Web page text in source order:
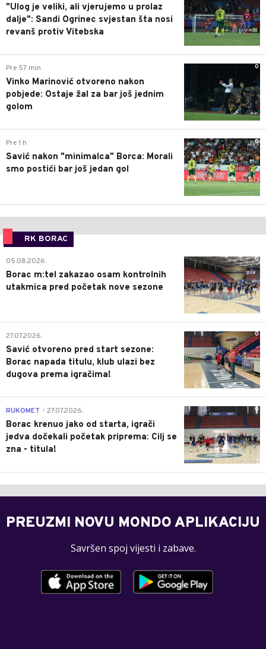
"Ulog je veliki, ali vjerujemo u prolaz
dalje": Sandi Ogrinec svjestan šta nosi
revanš protiv Vitebska
0
Pre 57 min
Vinko Marinović otvoreno nakon
pobjede: Ostaje žal za bar još jednim
golom
0
Pre 1 h
Savić nakon "minimalca" Borca: Morali
smo postići bar još jedan gol
RK BORAC
0
05.08.2026.
Borac m:tel zakazao osam kontrolnih
utakmica pred početak nove sezone
0
27.07.2026.
Savić otvoreno pred start sezone:
Borac napada titulu, klub ulazi bez
dugova prema igračima!
0
RUKOMET 27.07.2026.
Borac krenuo jako od starta, igrači
jedva dočekali početak priprema: Cilj se
zna - titula!
PREUZMI NOVU MONDO APLIKACIJU
Savršen spoj vijesti i zabave.